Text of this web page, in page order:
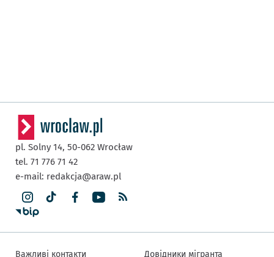
pl. Solny 14, 50-062 Wrocław
tel. 71 776 71 42
e-mail: redakcja@araw.pl
Важливі контакти Довідники мігранта